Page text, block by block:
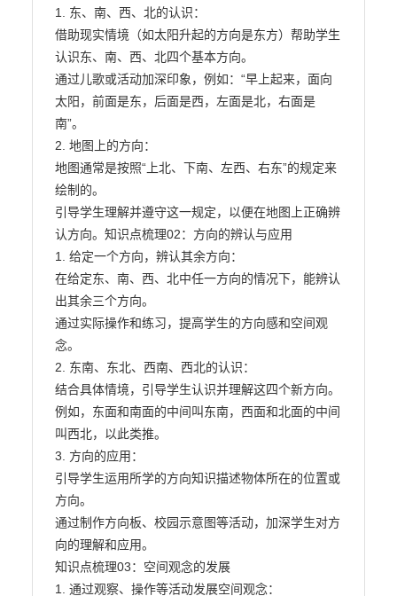
1. 东、南、西、北的认识：
借助现实情境（如太阳升起的方向是东方）帮助学生
认识东、南、西、北四个基本方向。
通过儿歌或活动加深印象，例如：“早上起来，面向
太阳，前面是东，后面是西，左面是北，右面是
南”。
2. 地图上的方向：
地图通常是按照“上北、下南、左西、右东”的规定来
绘制的。
引导学生理解并遵守这一规定，以便在地图上正确辨
认方向。知识点梳理02：方向的辨认与应用
1. 给定一个方向，辨认其余方向：
在给定东、南、西、北中任一方向的情况下，能辨认
出其余三个方向。
通过实际操作和练习，提高学生的方向感和空间观
念。
2. 东南、东北、西南、西北的认识：
结合具体情境，引导学生认识并理解这四个新方向。
例如，东面和南面的中间叫东南，西面和北面的中间
叫西北，以此类推。
3. 方向的应用：
引导学生运用所学的方向知识描述物体所在的位置或
方向。
通过制作方向板、校园示意图等活动，加深学生对方
向的理解和应用。
知识点梳理03：空间观念的发展
1. 通过观察、操作等活动发展空间观念：